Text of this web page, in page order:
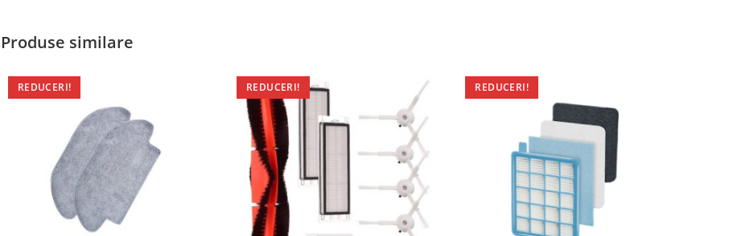
Produse similare
REDUCERI! REDUCERI! REDUCERI!